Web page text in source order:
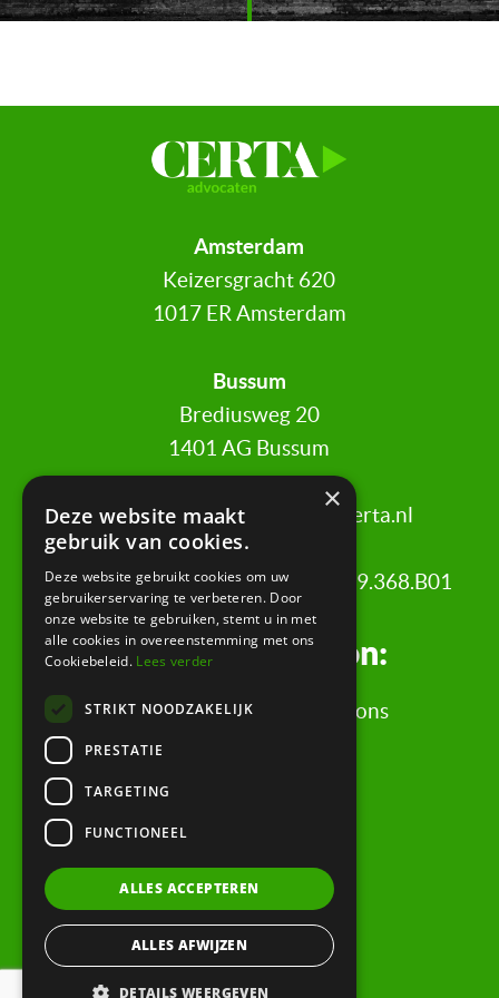
Amsterdam
Keizersgracht 620
1017 ER Amsterdam
Bussum
Brediusweg 20
1401 AG Bussum
+31 (0)20 521 6699 | info@certa.nl
COC: 34342484 | VAT nr: 8208.79.368.B01
Legal information:
General terms and conditions
Complaints procedure
Quick links:
Expertise
Bankruptcy reports
×
Deze website maakt
gebruik van cookies.
Deze website gebruikt cookies om uw
gebruikerservaring te verbeteren. Door
onze website te gebruiken, stemt u in met
alle cookies in overeenstemming met ons
Cookiebeleid. Lees verder
STRIKT NOODZAKELIJK
PRESTATIE
TARGETING
FUNCTIONEEL
ALLES ACCEPTEREN
ALLES AFWIJZEN
DETAILS WEERGEVEN